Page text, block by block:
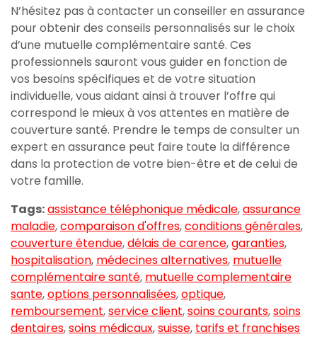
N’hésitez pas à contacter un conseiller en assurance
pour obtenir des conseils personnalisés sur le choix
d’une mutuelle complémentaire santé. Ces
professionnels sauront vous guider en fonction de
vos besoins spécifiques et de votre situation
individuelle, vous aidant ainsi à trouver l’offre qui
correspond le mieux à vos attentes en matière de
couverture santé. Prendre le temps de consulter un
expert en assurance peut faire toute la différence
dans la protection de votre bien-être et de celui de
votre famille.
Tags:assistance téléphonique médicale,assurance
maladie,comparaison d'offres,conditions générales,
couverture étendue,délais de carence,garanties,
hospitalisation, médecines alternatives, mutuelle
complémentaire santé, mutuelle complementaire
sante,options personnalisées,optique,
remboursement,service client,soins courants,soins
dentaires,soins médicaux,suisse, tarifs et franchises